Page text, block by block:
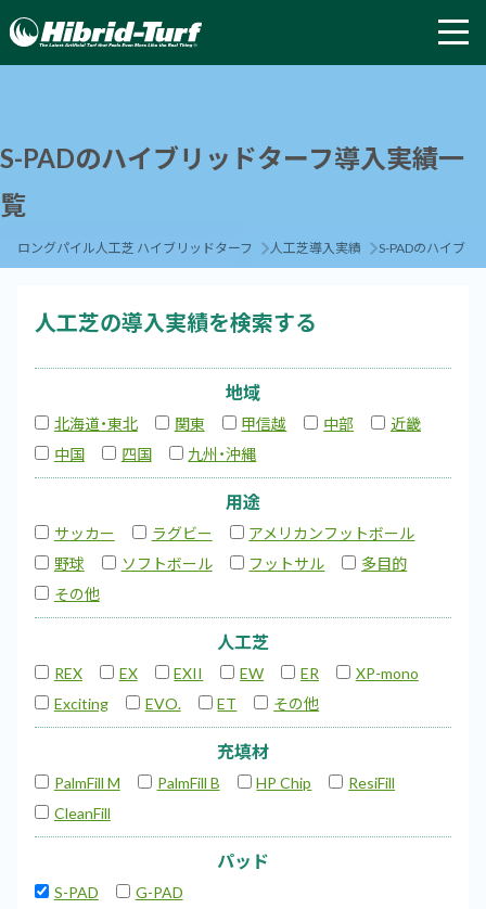
S-PADのハイブリッドターフ導入実績一
覧
ロングパイル人工芝 ハイブリッドターフ 人工芝導入実績 S-PADのハイブ
人工芝の導入実績を検索する
地域
北海道・東北 関東 甲信越 中部
近畿
中国
四国 九州・沖縄
用途
サッカー ラグビー
アメリカンフットボール
野球
ソフトボール フットサル
多目的
その他
人工芝
REX EX EXII EW ER
XP-mono
Exciting
EVO. ET その他
充填材
PalmFill M PalmFill B HP Chip
ResiFill
CleanFill
パッド
S-PAD G-PAD